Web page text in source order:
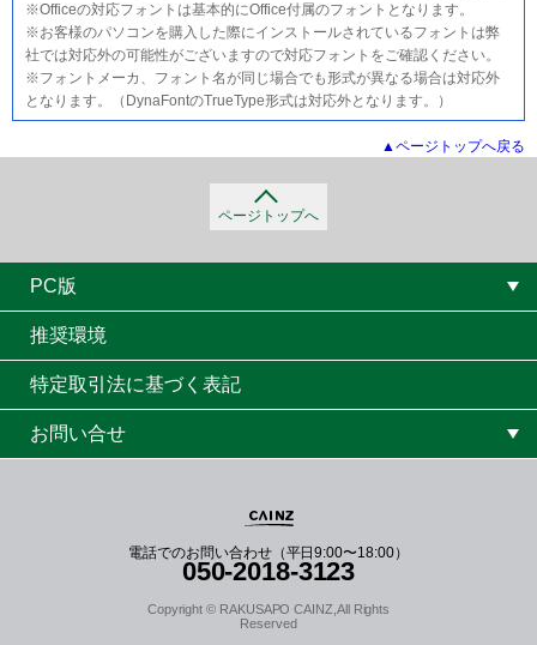
※Officeの対応フォントは基本的にOffice付属のフォントとなります。
※お客様のパソコンを購入した際にインストールされているフォントは弊
社では対応外の可能性がございますので対応フォントをご確認ください。
※フォントメーカ、フォント名が同じ場合でも形式が異なる場合は対応外
となります。（DynaFontのTrueType形式は対応外となります。）
ページトップへ戻る
ページトップへ
PC版
推奨環境
特定取引法に基づく表記
お問い合せ
電話でのお問い合わせ（平日9:00〜18:00）
050-2018-3123
Copyright © RAKUSAPO CAINZ,All Rights
Reserved